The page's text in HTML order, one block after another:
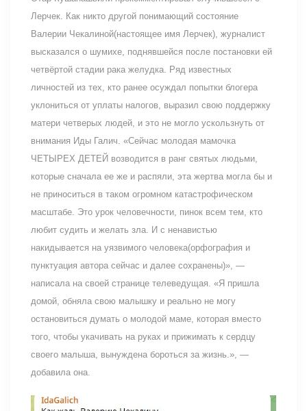
Лерчек. Как никто другой понимающий состояние
Валерии Чекалиной(настоящее имя Лерчек), журналист
высказался о шумихе, поднявшейся после постановки ей
четвёртой стадии рака желудка. Ряд известных
личностей из тех, кто ранее осуждал попытки блогера
уклониться от уплаты налогов, выразил свою поддержку
матери четверых людей, и это не могло ускользнуть от
внимания Иды Галич. «Сейчас молодая мамочка
ЧЕТЫРЕХ ДЕТЕЙ возводится в ранг святых людьми,
которые сначала ее же и распяли, эта жертва могла бы и
не приноситься в таком огромном катастрофическом
масштабе. Это урок человечности, пинок всем тем, кто
любит судить и желать зла. И с ненавистью
накидывается на уязвимого человека(орфография и
пунктуация автора сейчас и далее сохранены)», —
написала на своей странице телеведущая. «Я пришла
домой, обняла свою малышку и реально не могу
остановиться думать о молодой маме, которая вместо
того, чтобы укачивать на руках и прижимать к сердцу
своего малыша, вынуждена бороться за жизнь.», —
добавила она.